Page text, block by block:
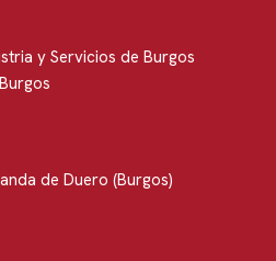
y Servicios de Burgos
de Duero (Burgos)